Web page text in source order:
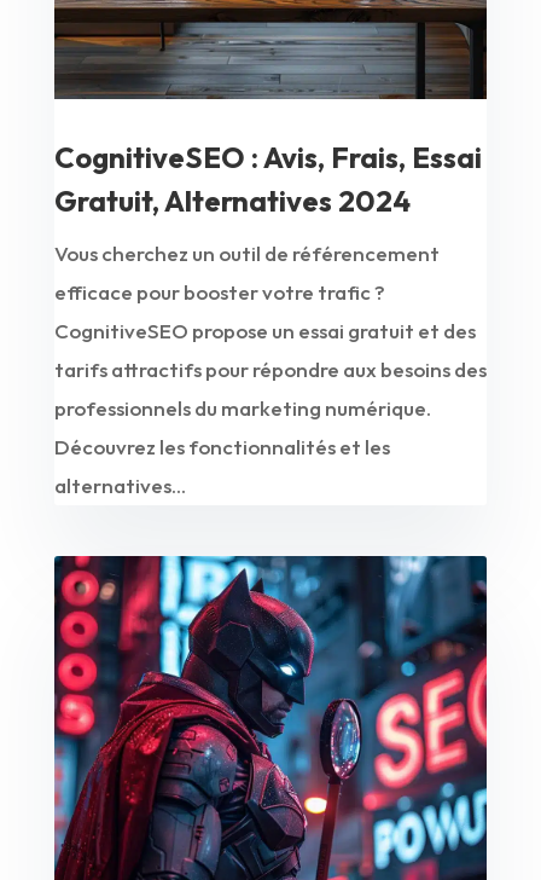
CognitiveSEO : Avis, Frais, Essai
Gratuit, Alternatives 2024
Vous cherchez un outil de référencement
efficace pour booster votre trafic ?
CognitiveSEO propose un essai gratuit et des
tarifs attractifs pour répondre aux besoins des
professionnels du marketing numérique.
Découvrez les fonctionnalités et les
alternatives...